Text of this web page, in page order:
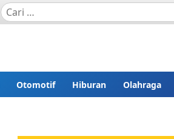
Otomotif Hiburan Olahraga